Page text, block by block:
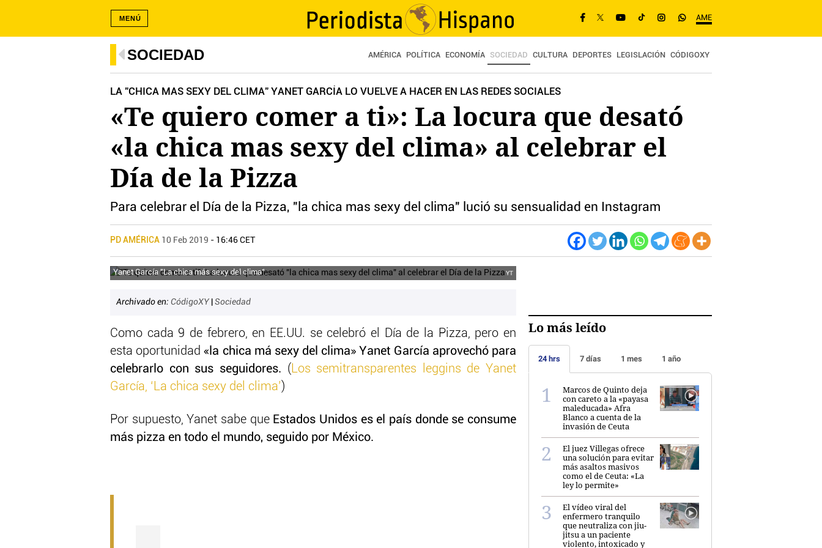
AME
MENÚ
SOCIEDAD AMÉRICA POLÍTICA ECONOMÍA SOCIEDAD CULTURA DEPORTES LEGISLACIÓN CÓDIGOXY
LA "CHICA MAS SEXY DEL CLIMA" YANET GARCÍA LO VUELVE A HACER EN LAS REDES SOCIALES
«Te quiero comer a ti»: La locura que desató
«la chica mas sexy del clima» al celebrar el
Día de la Pizza
Para celebrar el Día de la Pizza, "la chica mas sexy del clima" lució su sensualidad en Instagram
PD AMÉRICA 10 Feb 2019 - 16:46 CET
Yanet García "La chica más sexy del clima". YT
Archivado en: CódigoXY Sociedad
Como cada 9 de febrero, en EE.UU. se celebró el Día de la Pizza, pero en
esta oportunidad«la chica má sexy del clima» Yanet García aprovechó para
celebrarlo con sus seguidores. ( Los semitransparentes leggins de Yanet
García, ‘La chica sexy del clima’ )
Por supuesto, Yanet sabe que Estados Unidos es el país donde se consume
más pizza en todo el mundo, seguido por México.
Lo más leído
24 hrs 7 días 1 mes 1 año
Marcos de Quinto deja
con careto a la «payasa
maleducada» Afra
Blanco a cuenta de la
invasión de Ceuta
El juez Villegas ofrece
una solución para evitar
más asaltos masivos
como el de Ceuta: «La
ley lo permite»
El vídeo viral del
enfermero tranquilo
que neutraliza con jiu-
jitsu a un paciente
violento, intoxicado y